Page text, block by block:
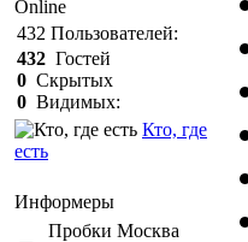
Online
432 Пользователей:
432 Гостей
0 Скрытых
0 Видимых:
Кто, где
есть
Информеры
Пробки Mосква